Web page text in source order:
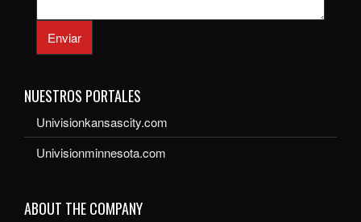
Enviar
NUESTROS PORTALES
Univisionkansascity.com
Univisionminnesota.com
ABOUT THE COMPANY